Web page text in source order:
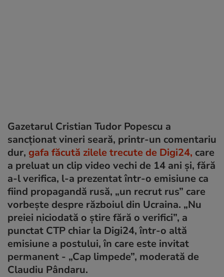
Gazetarul Cristian Tudor Popescu a
sancționat vineri seară, printr-un comentariu
dur, gafa făcută zilele trecute de Digi24, care
a preluat un clip video vechi de 14 ani și, fără
a-l verifica, l-a prezentat într-o emisiune ca
fiind propagandă rusă, „un recrut rus” care
vorbește despre războiul din Ucraina. „Nu
preiei niciodată o știre fără o verifici”, a
punctat CTP chiar la Digi24, într-o altă
emisiune a postului, în care este invitat
permanent - „Cap limpede”, moderată de
Claudiu Pândaru.